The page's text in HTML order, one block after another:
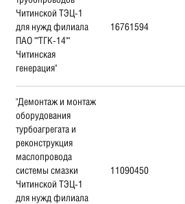
Читинской ТЭЦ-1
для нужд филиала
ПАО ""ТГК-14""
Читинская
генерация"
16761594
"Демонтаж и монтаж
оборудования
турбоагрегата и
реконструкция
маслопровода
системы смазки
Читинской ТЭЦ-1
для нужд филиала
11090450